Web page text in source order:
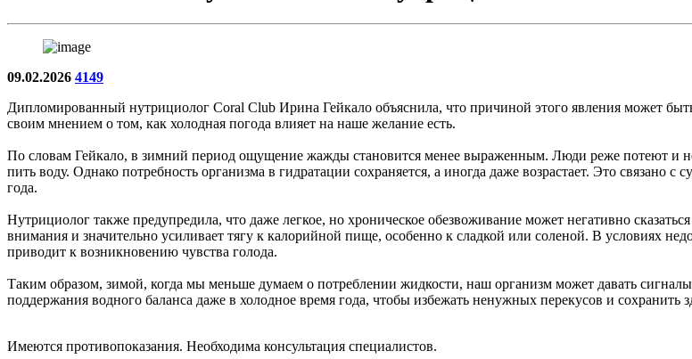
09.02.2026 4149
Дипломированный нутрициолог Coral Club Ирина Гейкало объяснила, что причиной этого явления может
своим мнением о том, как холодная погода влияет на наше желание есть.
По словам Гейкало, в зимний период ощущение жажды становится менее выраженным. Люди реже потеют и
пить воду. Однако потребность организма в гидратации сохраняется, а иногда даже возрастает. Это
года.
Нутрициолог также предупредила, что даже легкое, но хроническое обезвоживание может негативно
внимания и значительно усиливает тягу к калорийной пище, особенно к сладкой или соленой. В условиях
приводит к возникновению чувства голода.
Таким образом, зимой, когда мы меньше думаем о потреблении жидкости, наш организм может давать
поддержания водного баланса даже в холодное время года, чтобы избежать ненужных перекусов и сохранить
Имеются противопоказания. Необходима консультация специалистов.